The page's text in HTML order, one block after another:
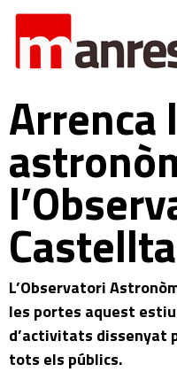
Arrenca
L’Observatori
les portes aquest
d’activitats dissenyat
tots els públics.